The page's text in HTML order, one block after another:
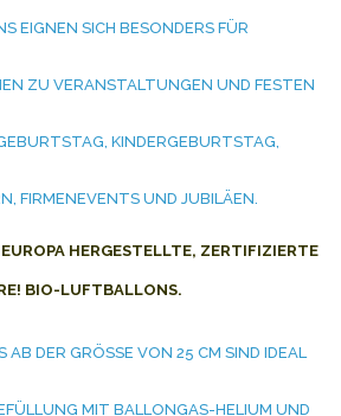
EIGNEN SICH BESONDERS FÜR
ZU VERANSTALTUNGEN UND FESTEN
KINDERGEBURTSTAG,
FIRMENEVENTS UND JUBILÄEN.
HERGESTELLTE, ZERTIFIZIERTE W
BIO-LUFTBALLONS.
DER GRÖSSE VON 25 CM SIND IDEAL G
MIT BALLONGAS-HELIUM UND L